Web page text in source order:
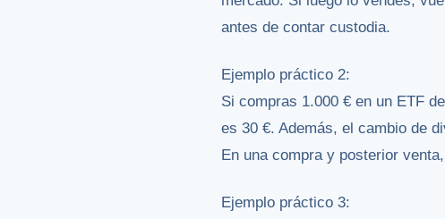
antes de contar custodia.
Ejemplo práctico 2:
Si compras 1.000 € en un ETF
es 30 €. Además, el cambio de
En una compra y posterior
Ejemplo práctico 3: